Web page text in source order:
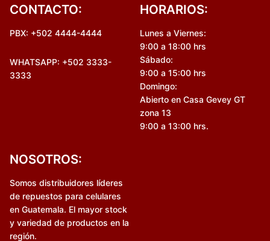
CONTACTO:
PBX: +502 4444-4444
WHATSAPP: +502 3333-
3333
HORARIOS:
Lunes a Viernes:
9:00 a 18:00 hrs
Sábado:
9:00 a 15:00 hrs
Domingo:
Abierto en Casa Gevey GT
zona 13
9:00 a 13:00 hrs.
NOSOTROS:
Somos distribuidores líderes
de repuestos para celulares
en Guatemala. El mayor stock
y variedad de productos en la
región.